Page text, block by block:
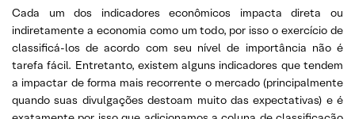
Cada um dos indicadores econômicos impacta direta ou
indiretamente a economia como um todo, por isso o exercício de
classificá-los de acordo com seu nível de importância não é
tarefa fácil. Entretanto, existem alguns indicadores que tendem
a impactar de forma mais recorrente o mercado (principalmente
quando suas divulgações destoam muito das expectativas) e é